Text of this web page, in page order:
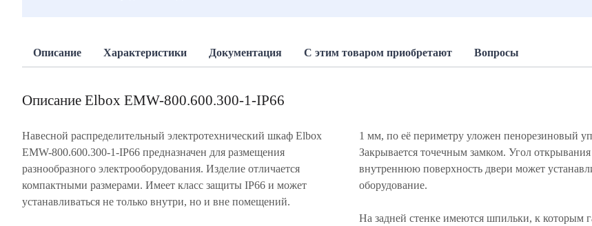
Описание Характеристики Документация С этим товаром приобретают Вопросы
Описание Elbox EMW-800.600.300-1-IP66
Навесной распределительный электротехнический шкаф Elbox
EMW-800.600.300-1-IP66 предназначен для размещения
разнообразного электрооборудования. Изделие отличается
компактными размерами. Имеет класс защиты IP66 и может
устанавливаться не только внутри, но и вне помещений.
1 мм, по её периметру уложен пенорезиновый
Закрывается точечным замком. Угол
внутреннюю поверхность двери может
оборудование.
На задней стенке имеются шпильки, к которым